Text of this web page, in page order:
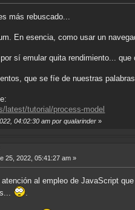
más rebuscado...
En esencia, como usar un
sí emular quita rendimiento...
que se fíe de nuestras
latest/tutorial/process-model
04:02:30 am por qualarinder »
25, 2022, 05:41:27 am »
al empleo de JavaScript
.